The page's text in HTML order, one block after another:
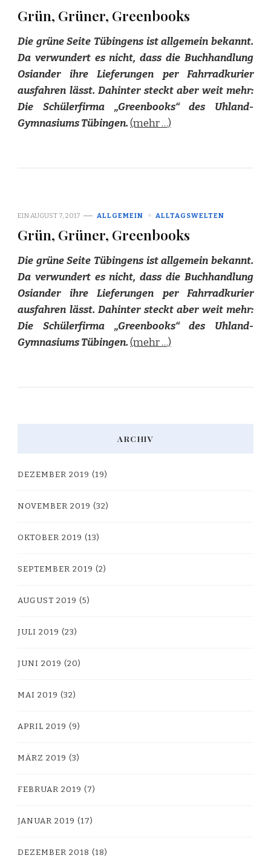
Grün, Grüner, Greenbooks
Die grüne Seite Tübingens ist allgemein bekannt.
Da verwundert es nicht, dass die Buchhandlung
Osiander ihre Lieferungen per Fahrradkurier
ausfahren lässt. Dahinter steckt aber weit mehr:
Die Schülerfirma „Greenbooks“ des Uhland-
Gymnasiums Tübingen.(mehr …)
EIN AUGUST 7, 2017 ALLGEMEIN ALLTAGSWELTEN
Grün, Grüner, Greenbooks
Die grüne Seite Tübingens ist allgemein bekannt.
Da verwundert es nicht, dass die Buchhandlung
Osiander ihre Lieferungen per Fahrradkurier
ausfahren lässt. Dahinter steckt aber weit mehr:
Die Schülerfirma „Greenbooks“ des Uhland-
Gymnasiums Tübingen.(mehr …)
ARCHIV
DEZEMBER 2019 (19)
NOVEMBER 2019 (32)
OKTOBER 2019 (13)
SEPTEMBER 2019 (2)
AUGUST 2019 (5)
JULI 2019 (23)
JUNI 2019 (20)
MAI 2019 (32)
APRIL 2019 (9)
MÄRZ 2019 (3)
FEBRUAR 2019 (7)
JANUAR 2019 (17)
DEZEMBER 2018 (18)